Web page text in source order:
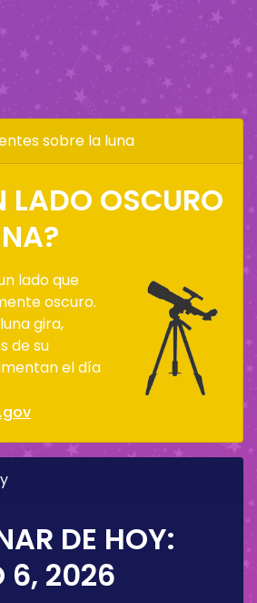
sobre la luna
LADO OSCURO
lado que
oscuro.
gira,
de su
el día
DE HOY:
6, 2026